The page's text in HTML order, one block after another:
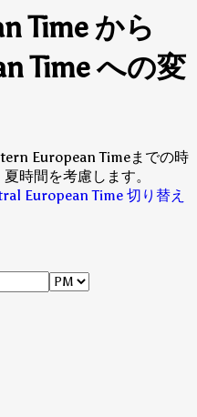
Time から
Time への変
European Timeまでの時
時間を考慮します。
European Time 切り替え